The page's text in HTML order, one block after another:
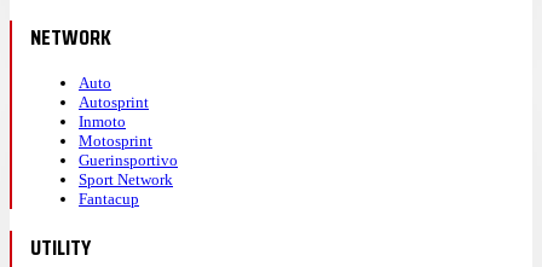
NETWORK
Auto
Autosprint
Inmoto
Motosprint
Guerinsportivo
Sport Network
Fantacup
UTILITY